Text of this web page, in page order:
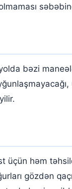
bəzi
üçün həm
gözdən